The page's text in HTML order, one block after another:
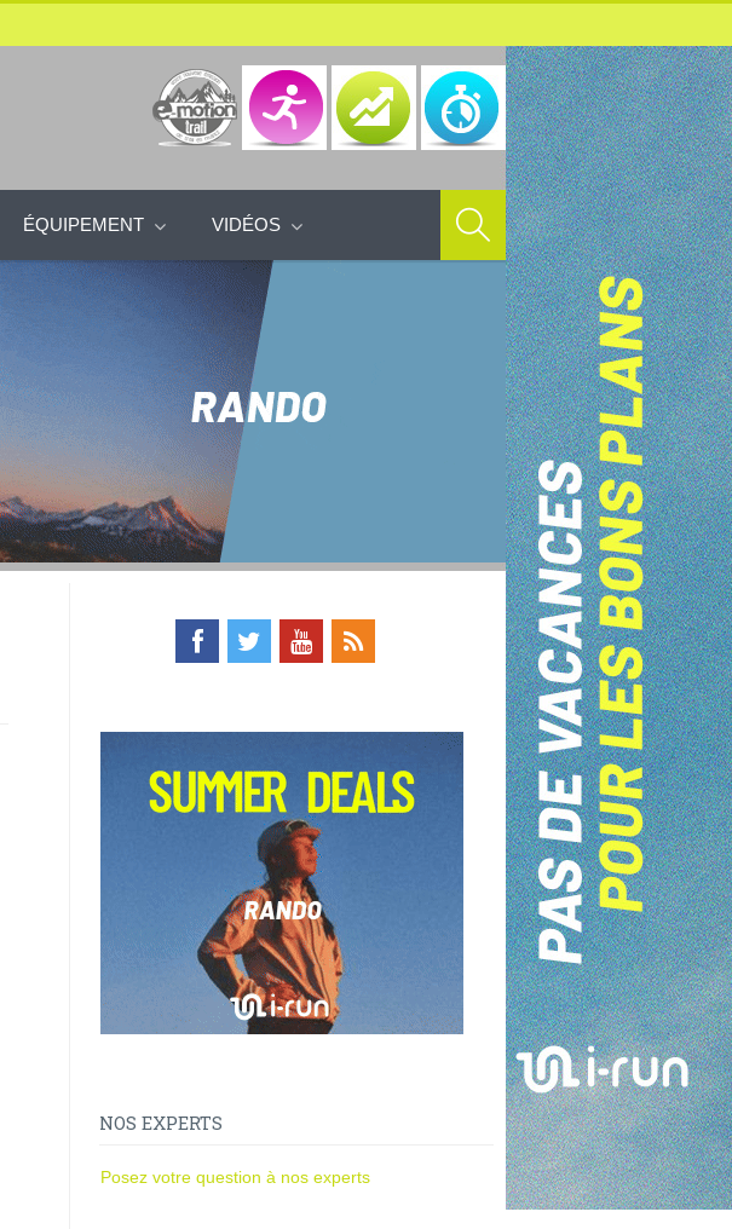
ÉQUIPEMENT VIDÉOS
NOS EXPERTS
Posez votre question à nos experts